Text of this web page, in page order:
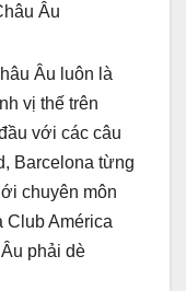
Âu
Âu luôn là
vị thế trên
với các câu
Barcelona từng
chuyên môn
Club América
phải dè